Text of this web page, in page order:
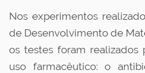
Nos experimentos
de Desenvolvimento de
os testes foram realizados
uso farmacêutico: o